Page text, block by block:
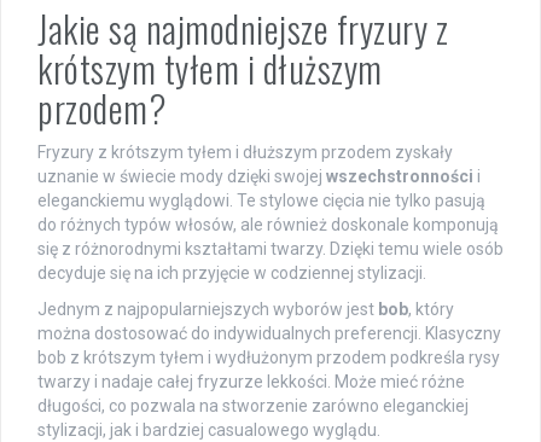
Jakie są najmodniejsze fryzury z
krótszym tyłem i dłuższym
przodem?
Fryzury z krótszym tyłem i dłuższym przodem zyskały
uznanie w świecie mody dzięki swojej wszechstronności i
eleganckiemu wyglądowi. Te stylowe cięcia nie tylko pasują
do różnych typów włosów, ale również doskonale komponują
się z różnorodnymi kształtami twarzy. Dzięki temu wiele osób
decyduje się na ich przyjęcie w codziennej stylizacji.
Jednym z najpopularniejszych wyborów jest bob, który
można dostosować do indywidualnych preferencji. Klasyczny
bob z krótszym tyłem i wydłużonym przodem podkreśla rysy
twarzy i nadaje całej fryzurze lekkości. Może mieć różne
długości, co pozwala na stworzenie zarówno eleganckiej
stylizacji, jak i bardziej casualowego wyglądu.